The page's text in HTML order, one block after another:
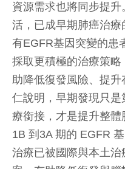
資源需求也將同步提
活，已成早期肺癌治
有EGFR基因突變的患
採取更積極的治療策
助降低復發風險、提
仁說明，早期發現只
療銜接，才是提升整
1B 到3A 期的 EGFR
治療已被國際與本土